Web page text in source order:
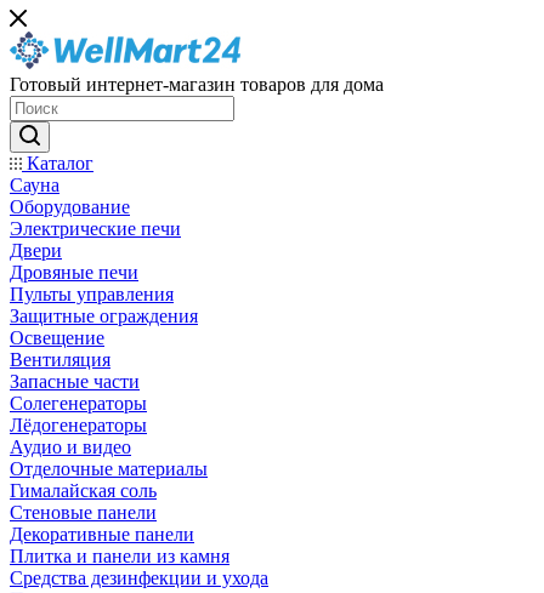
Готовый интернет-магазин товаров для дома
Каталог
Сауна
Оборудование
Электрические печи
Двери
Дровяные печи
Пульты управления
Защитные ограждения
Освещение
Вентиляция
Запасные части
Солегенераторы
Лёдогенераторы
Аудио и видео
Отделочные материалы
Гималайская соль
Стеновые панели
Декоративные панели
Плитка и панели из камня
Средства дезинфекции и ухода